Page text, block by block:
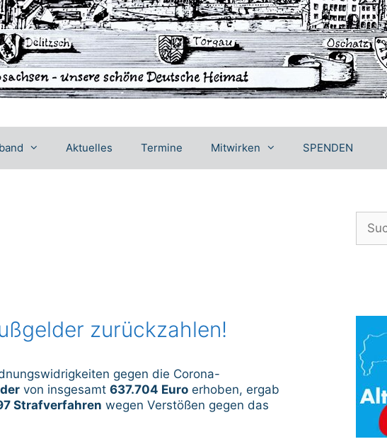
Aktuelles Termine Mitwirken SPENDEN
zurückzahlen!
gegen die Corona-
von insgesamt 637.704 Euro erhoben, ergab
Strafverfahren wegen Verstößen gegen das
nach: